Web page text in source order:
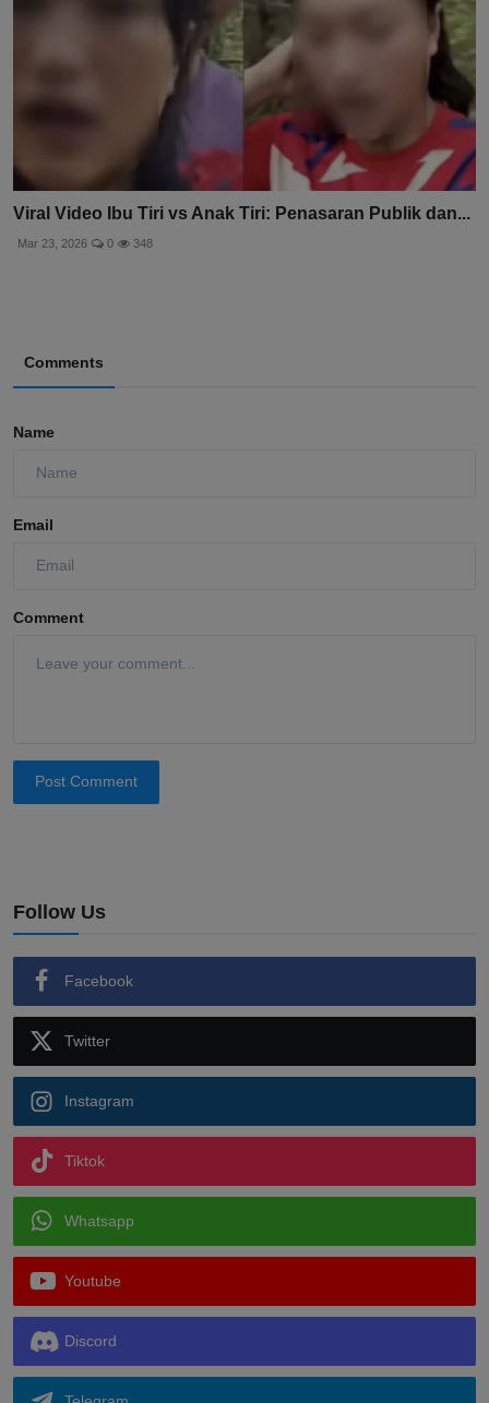
Viral Video Ibu Tiri vs Anak Tiri: Penasaran Publik dan...
Mar 23, 2026 0 348
Comments
Name
Email
Comment
Post Comment
Follow Us
Facebook
Twitter
Instagram
Tiktok
Whatsapp
Youtube
Discord